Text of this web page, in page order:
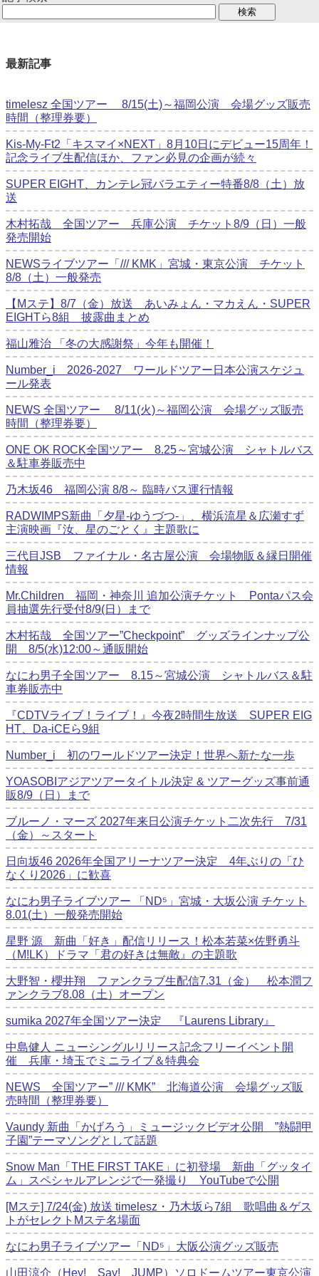
最新記事
timelesz 全国ツアー 8/15(土)～福岡公演 会場グッズ販売
時間（整理券要）
Kis-My-Ft2「キスマイ×NEXT」8月10日にデビュー15周年！
記念ライブ生配信ほか、ファン必見の企画が続々
SUPER EIGHT、カンテレ冠バラエティー特番8/8（土）放
送
木村拓哉 全国ツアー 兵庫公演 チケット8/9（日）一般
発売開始
NEWSライブツアー「/// KMK」宮城・東京公演 チケット
8/8（土）一般発売
【Mステ】8/7（金）放送 あいみょん・マカえん・SUPER
EIGHTら8組 披露曲まとめ
福山雅治 「冬の⼤感謝祭」今年も開催！
Number_i 2026‐2027 ワールドツアー日本公演スケジュ
ール発表
NEWS 全国ツアー 8/11(火)～福岡公演 会場グッズ販売
時間（整理券要）
ONE OK ROCK全国ツアー 8.25～宮城公演 シャトルバス
＆駐車券販売中
乃木坂46 福岡公演 8/8～ 臨時バス運行情報
RADWIMPS新曲「夕星-ゆうづつ-」、横浜流星＆広瀬すず
主演映画『汝、星のごとく』主題歌に
三代目JSB ファイナル・名古屋公演 会場物販＆縁日開催
情報
Mr.Children 福岡・神奈川 追加公演チケット Pontaパス会
員抽選先行受付8/9(日）まで
木村拓哉 全国ツアー”Checkpoint” グッズラインナップ公
開 8/5(水)12:00～通販開始
なにわ男子全国ツアー 8.15～宮城公演 シャトルバス＆駐
車券販売中
『CDTVライブ！ライブ！』今夜2時間生放送 SUPER EIG
HT、Da-iCEら9組
Number_i 初のワールドツアー決定！世界へ新たな一歩
YOASOBIアジアツアータイトル決定 & ツアーグッズ事前通
販8/9（日）まで
ブルーノ・マーズ 2027年来日公演チケット二次先行 7/31
（金）～スタート
日向坂46 2026年全国アリーナツアー決定 4年ぶりの「ひ
なくり2026」に歓喜
なにわ男子ライブツアー 「ND⁵」宮城・大坂公演 チケット
8.01(土）一般発売開始
星野 源 新曲「好き」配信リリース！松本若菜×佐野勇斗
（M!LK）ドラマ「君の好きは無敵』の主題歌
大野智・櫻井翔 ファンクラブ生配信7.31（金） 松本潤フ
ァンクラブ8.08（土）オープン
sumika 2027年全国ツアー決定 『Laurens Library』
中島健人 ニューシングルリリース記念フリーイベント開
催 兵庫・埼玉でミニライブ＆特典会
NEWS 全国ツアー” /// KMK” 北海道公演 会場グッズ販
売時間（整理券要）
Vaundy 新曲「かげろう」ミュージックビデオ公開 ”熱闘甲
子園”テーマソングとして話題
Snow Man「THE FIRST TAKE」に初登場 新曲「グッタイ
ム」スペシャルアレンジで一発撮り YouTubeで公開
[Mステ] 7/24(金) 放送 timelesz・乃木坂ら7組 歌唱曲＆ゲス
トがセレクトMステ名場面
なにわ男子ライブツアー「ND⁵」大阪公演グッズ販売
山田涼介（Hey! Say! JUMP）ソロドームツアー東京公演